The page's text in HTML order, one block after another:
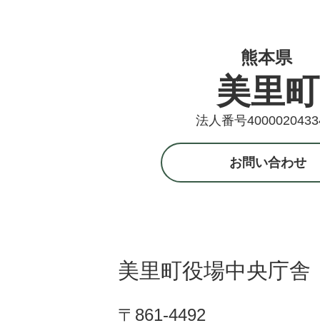
熊本県
美里町
法人番号
お問い合わせ
美里町役場中央庁舎
〒861-4492